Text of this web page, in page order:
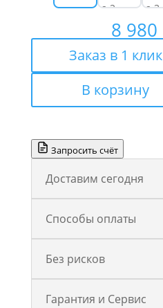
8 980
Заказ в 1 клик
В корзину
Запросить счёт
Доставим сегодня
Способы оплаты
Без рисков
Гарантия и Сервис